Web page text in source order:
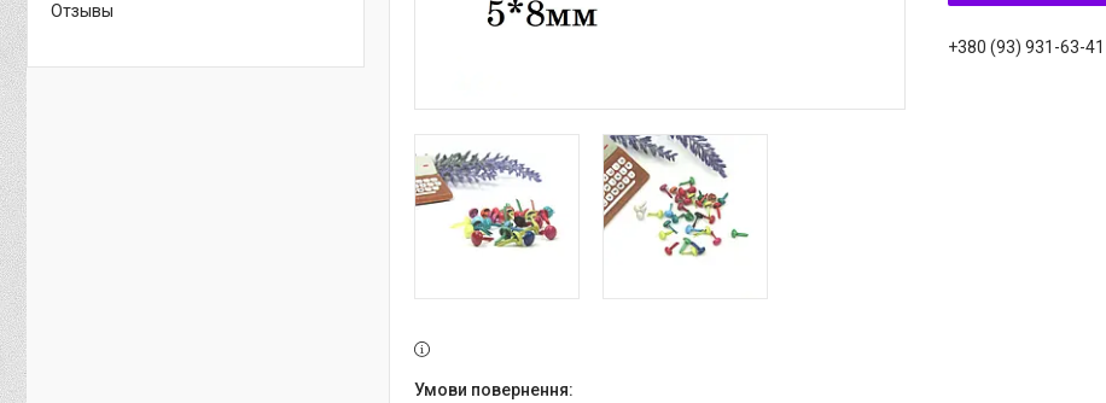
+380 (93) 931-63-41
Отзывы